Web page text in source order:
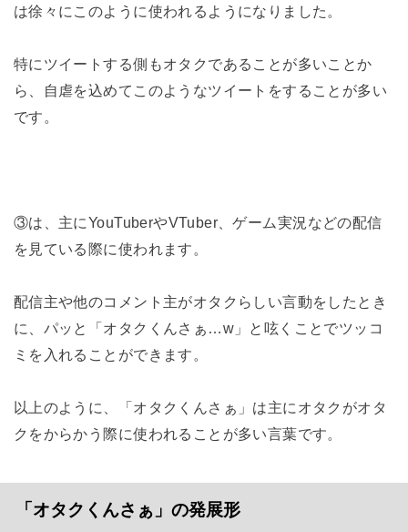
は徐々にこのように使われるようになりました。
特にツイートする側もオタクであることが多いことか
ら、自虐を込めてこのようなツイートをすることが多い
です。
③は、主にYouTuberやVTuber、ゲーム実況などの配信
を見ている際に使われます。
配信主や他のコメント主がオタクらしい言動をしたとき
に、パッと「オタクくんさぁ…w」と呟くことでツッコ
ミを入れることができます。
以上のように、「オタクくんさぁ」は主にオタクがオタ
クをからかう際に使われることが多い言葉です。
「オタクくんさぁ」の発展形